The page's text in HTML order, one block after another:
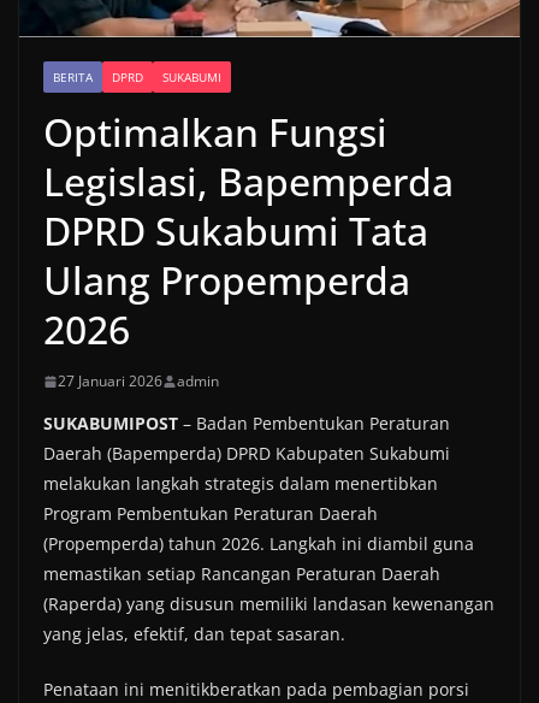
BERITA DPRD SUKABUMI
Optimalkan Fungsi
Legislasi, Bapemperda
DPRD Sukabumi Tata
Ulang Propemperda
2026
27 Januari 2026 admin
SUKABUMIPOST – Badan Pembentukan Peraturan
Daerah (Bapemperda) DPRD Kabupaten Sukabumi
melakukan langkah strategis dalam menertibkan
Program Pembentukan Peraturan Daerah
(Propemperda) tahun 2026. Langkah ini diambil guna
memastikan setiap Rancangan Peraturan Daerah
(Raperda) yang disusun memiliki landasan kewenangan
yang jelas, efektif, dan tepat sasaran.
Penataan ini menitikberatkan pada pembagian porsi